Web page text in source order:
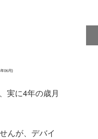
実に4年の歳月
んが、デバイ